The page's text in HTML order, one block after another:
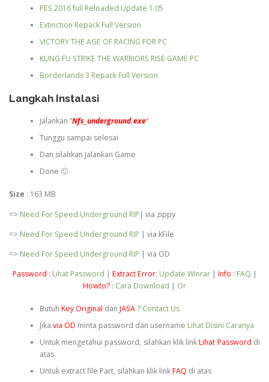
PES 2016 full Reloaded Update 1.05
Extinction Repack Full Version
VICTORY THE AGE OF RACING FOR PC
KUNG FU STRIKE THE WARRIORS RISE GAME PC
Borderlands 3 Repack Full Version
Langkah Instalasi
Jalankan “Nfs_underground.exe“
Tunggu sampai selesai
Dan silahkan Jalankan Game
Done 🙂
Size : 163 MB
=> Need For Speed Underground RIP | via zippy
=> Need For Speed Underground RIP | via kFile
=> Need For Speed Underground RIP | via OD
Password : Lihat Password | Extract Error: Update Winrar| Info : FAQ |
Howto? : Cara Download | Or
Butuh Key Original dan JASA? Contact Us
Jika via OD minta password dan username Lihat Disini Caranya
Untuk mengetahui password, silahkan klik linkLihat Password di
atas
Untuk extract file Part, silahkan klik linkFAQ di atas